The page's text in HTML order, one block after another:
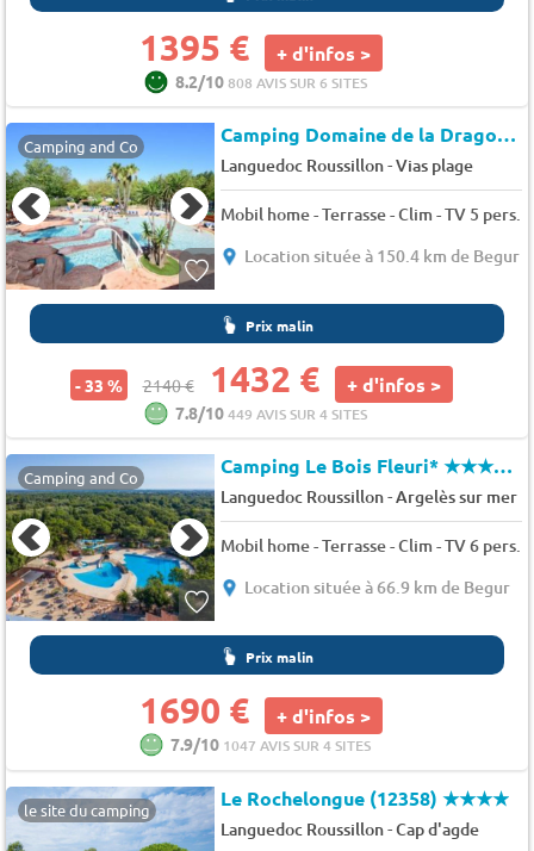
1395 € + d'infos >
8.2/10808 AVIS SUR 6 SITES
Camping and Co Camping Domaine de la Dragonnière
Languedoc Roussillon-Vias plage
Mobil home - Terrasse - Clim - TV 5 pers.
Location située à 150.4 km de Begur
Prix malin
- 33 % 2140 € 1432 € + d'infos >
7.8/10449 AVIS SUR 4 SITES
Camping and Co Camping Le Bois Fleuri*★★★★★
Languedoc Roussillon-Argelès sur mer
Mobil home - Terrasse - Clim - TV 6 pers.
Location située à 66.9 km de Begur
Prix malin
1690 € + d'infos >
7.9/10 1047 AVIS SUR 4 SITES
le site du camping Le Rochelongue (12358)★★★★
Languedoc Roussillon-Cap d'agde